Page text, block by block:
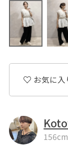
お気に入
156cm